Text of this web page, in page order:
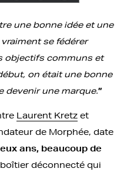
une bonne idée et une
se fédérer
objectifs communs et
on était une bonne
devenir une marque.”
Laurent Kretz et
de Morphée, date
ans, beaucoup de
déconnecté qui